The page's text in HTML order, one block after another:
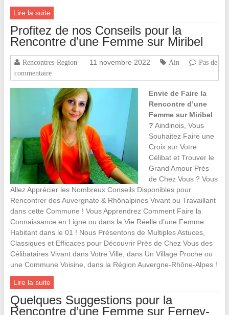
Lire la suite
Profitez de nos Conseils pour la
Rencontre d’une Femme sur Miribel
Rencontres-Region 11 novembre 2022 Ain
Pas de
commentaire
Envie de Faire la
Rencontre d’une
Femme sur Miribel
? Aindinois, Vous
Souhaitez Faire une
Croix sur Votre
Célibat et Trouver le
Grand Amour Près
de Chez Vous ? Vous
Allez Apprécier les Nombreux Conseils Disponibles pour
Rencontrer des Auvergnate & Rhônalpines Vivant ou Travaillant
dans cette Commune ! Vous Apprendrez Comment Faire la
Connaissance en Ligne ou dans la Vie Réelle d’une Femme
Habitant dans le 01 ! Nous Présentons de Multiples Astuces,
Classiques et Efficaces pour Découvrir Près de Chez Vous des
Célibataires Vivant dans Votre Ville, dans Un Village Proche ou
une Commune Voisine, dans la Région Auvergne-Rhône-Alpes !
Lire la suite
Quelques Suggestions pour la
Rencontre d’une Femme sur Ferney-